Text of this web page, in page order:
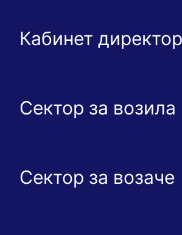
Кабинет
Сектор за возила
Сектор за возаче